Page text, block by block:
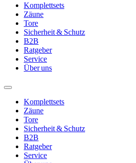
Komplettsets
Zäune
Tore
Sicherheit & Schutz
B2B
Ratgeber
Service
Über uns
Komplettsets
Zäune
Tore
Sicherheit & Schutz
B2B
Ratgeber
Service